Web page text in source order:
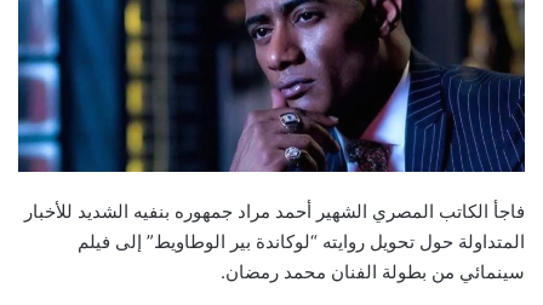
فاجأ الكاتب المصري الشهير أحمد مراد جمهوره بنفيه الشديد للأخبار
المتداولة حول تحويل روايته “لوكاندة بير الوطاويط” إلى فيلم
سينمائي من بطولة الفنان محمد رمضان.